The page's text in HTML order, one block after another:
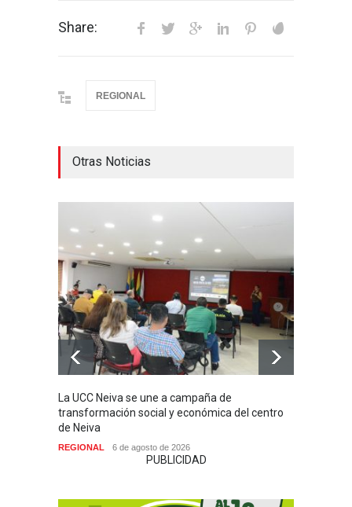
Share:
REGIONAL
Otras Noticias
La UCC Neiva se une a campaña de
transformación social y económica del centro
de Neiva
REGIONAL 6 de agosto de 2026
PUBLICIDAD